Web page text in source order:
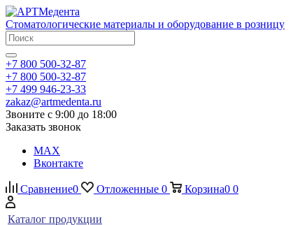
Стоматологические материалы и оборудование в розницу
+7 800 500-32-87
+7 800 500-32-87
+7 499 946-23-33
zakaz@artmedenta.ru
Звоните с 9:00 до 18:00
Заказать звонок
MAX
Вконтакте
Сравнение0 Отложенные 0 Корзина0 0
Каталог продукции